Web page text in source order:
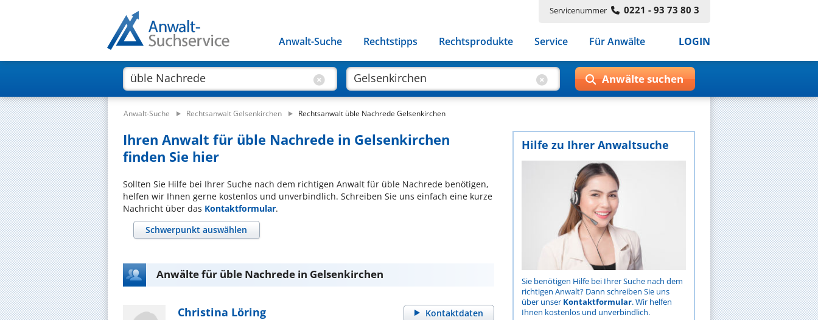
Servicenummer 0221 - 93 73 80 3
Anwalt-Suche Rechtstipps Rechtsprodukte Service Für Anwälte LOGIN
Anwalt-Suche Rechtsanwalt Gelsenkirchen Rechtsanwalt üble Nachrede Gelsenkirchen
Ihren Anwalt für üble Nachrede in Gelsenkirchen
finden Sie hier
Sollten Sie Hilfe bei Ihrer Suche nach dem richtigen Anwalt für üble Nachrede benötigen,
helfen wir Ihnen gerne kostenlos und unverbindlich. Schreiben Sie uns einfach eine kurze
Nachricht über das Kontaktformular.
Schwerpunkt auswählen
Anwälte für üble Nachrede in Gelsenkirchen
Kontaktdaten
Christina Löring
Hilfe zu Ihrer Anwaltsuche
Sie benötigen Hilfe bei Ihrer Suche nach dem
richtigen Anwalt? Dann schreiben Sie uns
über unser Kontaktformular. Wir helfen
Ihnen kostenlos und unverbindlich.